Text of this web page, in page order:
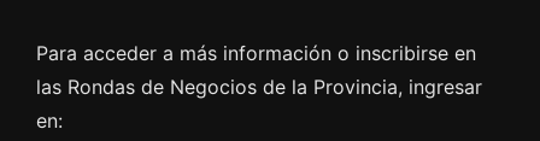
Para acceder a más información o inscribirse en
las Rondas de Negocios de la Provincia, ingresar
en: